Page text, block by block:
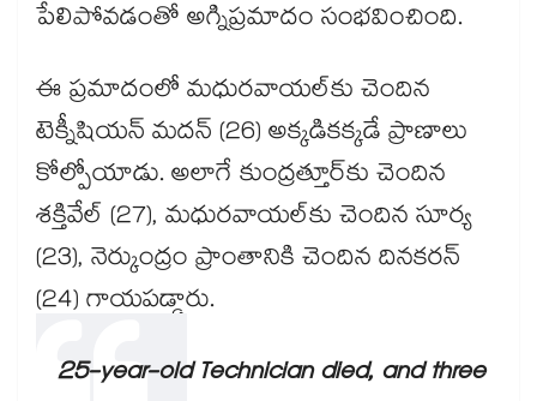
పేలిపోవడంతో అగ్నిప్రమాదం సంభవించింది.
ఈ ప్రమాదంలో మధురవాయల్‌కు చెందిన
టెక్నీషియన్ మదన్ (26) అక్కడికక్కడే ప్రాణాలు
కోల్పోయాడు. అలాగే కుంద్రత్తూర్‌కు చెందిన
శక్తివేల్ (27), మధురవాయల్‌కు చెందిన సూర్య
(23), నెర్కుంద్రం ప్రాంతానికి చెందిన దినకరన్
(24) గాయపడ్డారు.
25-year-old Technician died, and three